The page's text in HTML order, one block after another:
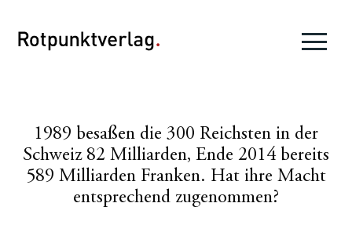
1989 besaßen die 300 Reichsten in der
Schweiz 82 Milliarden, Ende 2014 bereits
589 Milliarden Franken. Hat ihre Macht
entsprechend zugenommen?